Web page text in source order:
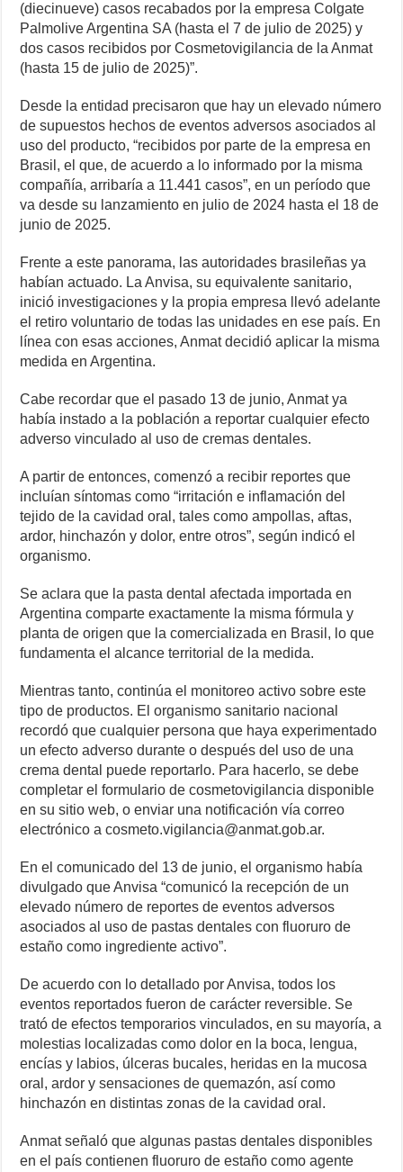
(diecinueve) casos recabados por la empresa Colgate
Palmolive Argentina SA (hasta el 7 de julio de 2025) y
dos casos recibidos por Cosmetovigilancia de la Anmat
(hasta 15 de julio de 2025)”.
Desde la entidad precisaron que hay un elevado número
de supuestos hechos de eventos adversos asociados al
uso del producto, “recibidos por parte de la empresa en
Brasil, el que, de acuerdo a lo informado por la misma
compañía, arribaría a 11.441 casos”, en un período que
va desde su lanzamiento en julio de 2024 hasta el 18 de
junio de 2025.
Frente a este panorama, las autoridades brasileñas ya
habían actuado. La Anvisa, su equivalente sanitario,
inició investigaciones y la propia empresa llevó adelante
el retiro voluntario de todas las unidades en ese país. En
línea con esas acciones, Anmat decidió aplicar la misma
medida en Argentina.
Cabe recordar que el pasado 13 de junio, Anmat ya
había instado a la población a reportar cualquier efecto
adverso vinculado al uso de cremas dentales.
A partir de entonces, comenzó a recibir reportes que
incluían síntomas como “irritación e inflamación del
tejido de la cavidad oral, tales como ampollas, aftas,
ardor, hinchazón y dolor, entre otros”, según indicó el
organismo.
Se aclara que la pasta dental afectada importada en
Argentina comparte exactamente la misma fórmula y
planta de origen que la comercializada en Brasil, lo que
fundamenta el alcance territorial de la medida.
Mientras tanto, continúa el monitoreo activo sobre este
tipo de productos. El organismo sanitario nacional
recordó que cualquier persona que haya experimentado
un efecto adverso durante o después del uso de una
crema dental puede reportarlo. Para hacerlo, se debe
completar el formulario de cosmetovigilancia disponible
en su sitio web, o enviar una notificación vía correo
electrónico a cosmeto.vigilancia@anmat.gob.ar.
En el comunicado del 13 de junio, el organismo había
divulgado que Anvisa “comunicó la recepción de un
elevado número de reportes de eventos adversos
asociados al uso de pastas dentales con fluoruro de
estaño como ingrediente activo”.
De acuerdo con lo detallado por Anvisa, todos los
eventos reportados fueron de carácter reversible. Se
trató de efectos temporarios vinculados, en su mayoría, a
molestias localizadas como dolor en la boca, lengua,
encías y labios, úlceras bucales, heridas en la mucosa
oral, ardor y sensaciones de quemazón, así como
hinchazón en distintas zonas de la cavidad oral.
Anmat señaló que algunas pastas dentales disponibles
en el país contienen fluoruro de estaño como agente